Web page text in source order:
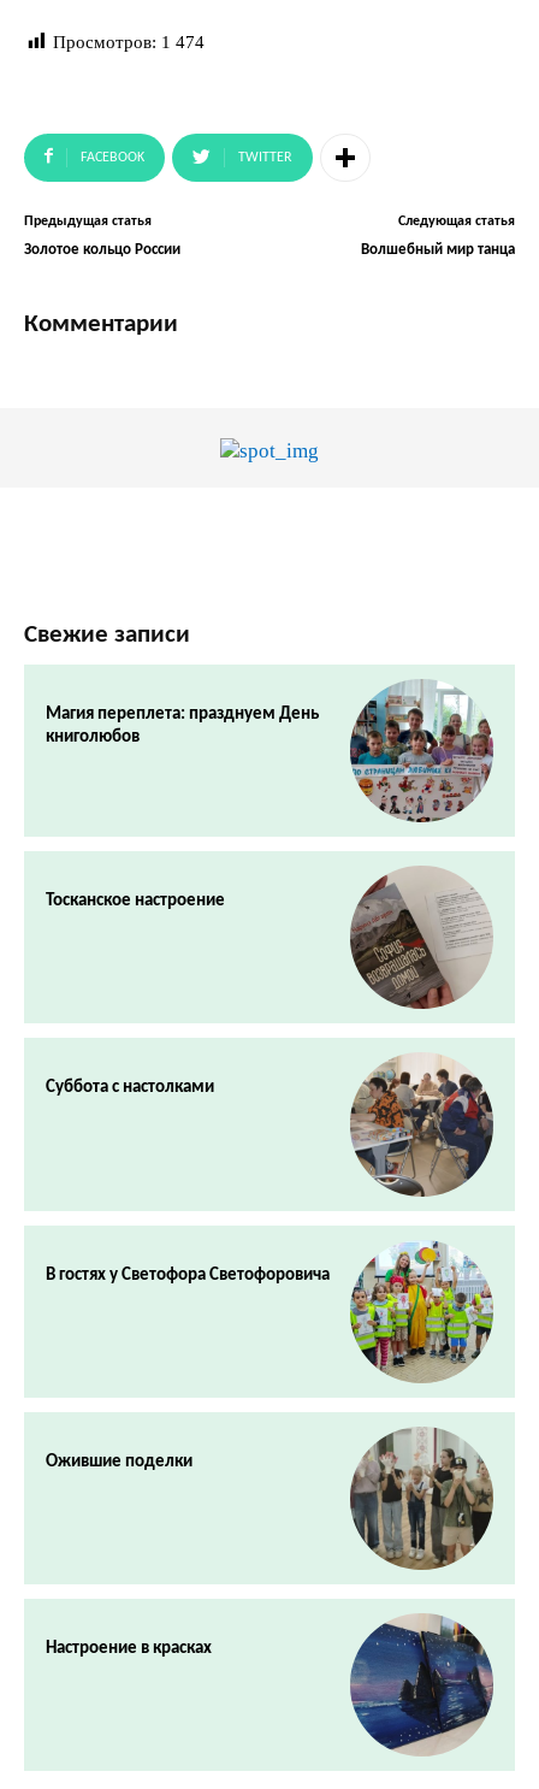
Просмотров: 1 474
FACEBOOK TWITTER
Предыдущая статья
Золотое кольцо России
Следующая статья
Волшебный мир танца
Комментарии
Свежие записи
Магия переплета: празднуем День
книголюбов
Тосканское настроение
Суббота с настолками
В гостях у Светофора Светофоровича
Ожившие поделки
Настроение в красках